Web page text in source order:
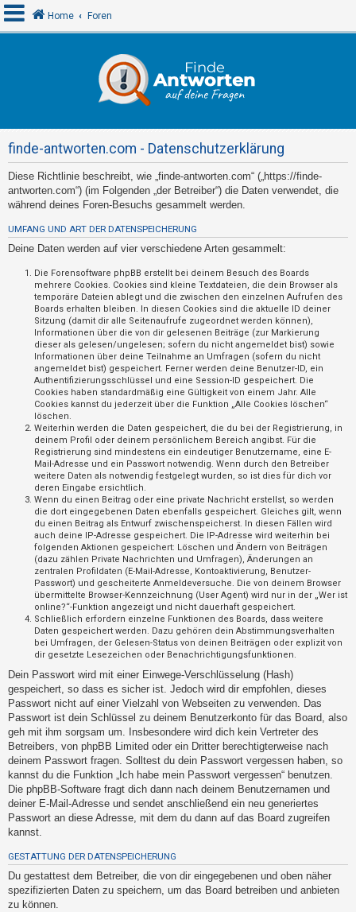
e
l
d
e
w
o
r
t
e
t
e
T
h
e
m
e
n
Home Foren
finde-antworten.com - Datenschutzerklärung
Diese Richtlinie beschreibt, wie „finde-antworten.com“ („https://finde-
antworten.com“) (im Folgenden „der Betreiber“) die Daten verwendet, die
während deines Foren-Besuchs gesammelt werden.
UMFANG UND ART DER DATENSPEICHERUNG
Deine Daten werden auf vier verschiedene Arten gesammelt:
Die Forensoftware phpBB erstellt bei deinem Besuch des Boards
mehrere Cookies. Cookies sind kleine Textdateien, die dein Browser als
temporäre Dateien ablegt und die zwischen den einzelnen Aufrufen des
Boards erhalten bleiben. In diesen Cookies sind die aktuelle ID deiner
Sitzung (damit dir alle Seitenaufrufe zugeordnet werden können),
Informationen über die von dir gelesenen Beiträge (zur Markierung
dieser als gelesen/ungelesen; sofern du nicht angemeldet bist) sowie
Informationen über deine Teilnahme an Umfragen (sofern du nicht
angemeldet bist) gespeichert. Ferner werden deine Benutzer-ID, ein
Authentifizierungsschlüssel und eine Session-ID gespeichert. Die
Cookies haben standardmäßig eine Gültigkeit von einem Jahr. Alle
Cookies kannst du jederzeit über die Funktion „Alle Cookies löschen“
löschen.
Weiterhin werden die Daten gespeichert, die du bei der Registrierung, in
deinem Profil oder deinem persönlichem Bereich angibst. Für die
Registrierung sind mindestens ein eindeutiger Benutzername, eine E-
Mail-Adresse und ein Passwort notwendig. Wenn durch den Betreiber
weitere Daten als notwendig festgelegt wurden, so ist dies für dich vor
deren Eingabe ersichtlich.
Wenn du einen Beitrag oder eine private Nachricht erstellst, so werden
die dort eingegebenen Daten ebenfalls gespeichert. Gleiches gilt, wenn
du einen Beitrag als Entwurf zwischenspeicherst. In diesen Fällen wird
auch deine IP-Adresse gespeichert. Die IP-Adresse wird weiterhin bei
folgenden Aktionen gespeichert: Löschen und Ändern von Beiträgen
(dazu zählen Private Nachrichten und Umfragen), Änderungen an
zentralen Profildaten (E-Mail-Adresse, Kontoaktivierung, Benutzer-
Passwort) und gescheiterte Anmeldeversuche. Die von deinem Browser
übermittelte Browser-Kennzeichnung (User Agent) wird nur in der „Wer ist
online?“-Funktion angezeigt und nicht dauerhaft gespeichert.
Schließlich erfordern einzelne Funktionen des Boards, dass weitere
Daten gespeichert werden. Dazu gehören dein Abstimmungsverhalten
bei Umfragen, der Gelesen-Status von deinen Beiträgen oder explizit von
dir gesetzte Lesezeichen oder Benachrichtigungsfunktionen.
Dein Passwort wird mit einer Einwege-Verschlüsselung (Hash)
gespeichert, so dass es sicher ist. Jedoch wird dir empfohlen, dieses
Passwort nicht auf einer Vielzahl von Webseiten zu verwenden. Das
Passwort ist dein Schlüssel zu deinem Benutzerkonto für das Board, also
geh mit ihm sorgsam um. Insbesondere wird dich kein Vertreter des
Betreibers, von phpBB Limited oder ein Dritter berechtigterweise nach
deinem Passwort fragen. Solltest du dein Passwort vergessen haben, so
kannst du die Funktion „Ich habe mein Passwort vergessen“ benutzen.
Die phpBB-Software fragt dich dann nach deinem Benutzernamen und
deiner E-Mail-Adresse und sendet anschließend ein neu generiertes
Passwort an diese Adresse, mit dem du dann auf das Board zugreifen
kannst.
GESTATTUNG DER DATENSPEICHERUNG
Du gestattest dem Betreiber, die von dir eingegebenen und oben näher
spezifizierten Daten zu speichern, um das Board betreiben und anbieten
zu können.